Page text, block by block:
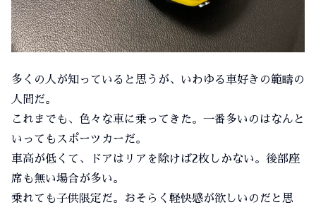
多くの人が知っていると思うが、いわゆる車好きの範疇の
人間だ。
これまでも、色々な車に乗ってきた。一番多いのはなんと
いってもスポーツカーだ。
車高が低くて、ドアはリアを除けば2枚しかない。後部座
席も無い場合が多い。
乗れても子供限定だ。おそらく軽快感が欲しいのだと思